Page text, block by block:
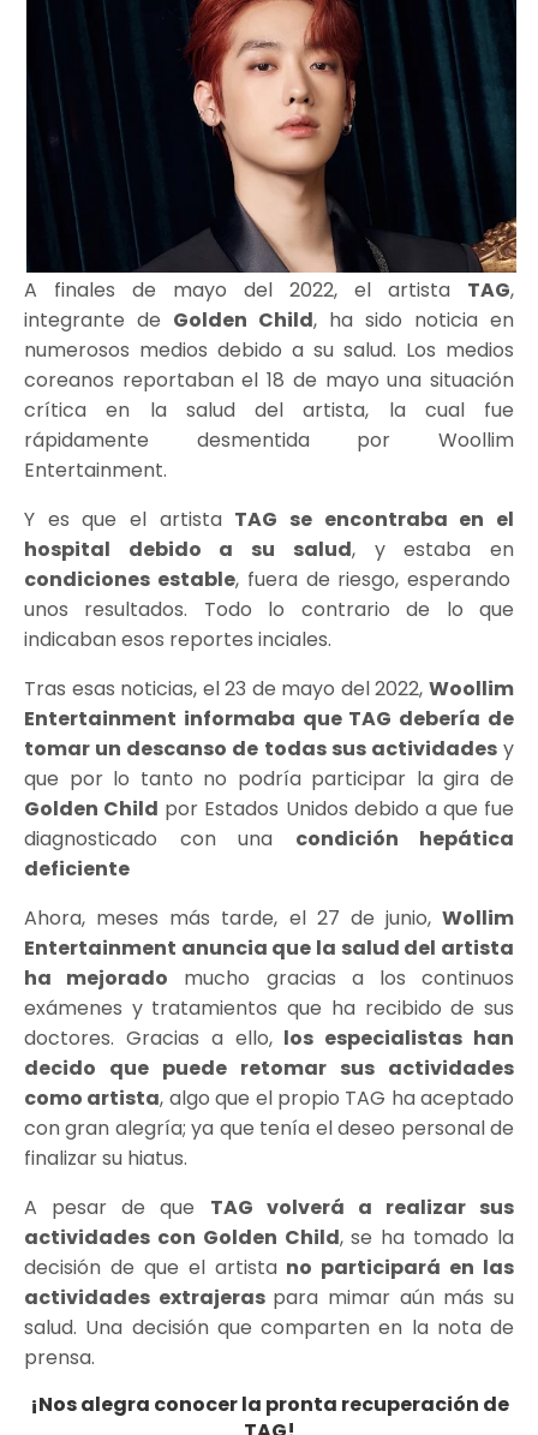
A finales de mayo del 2022, el artista TAG,
integrante de Golden Child, ha sido noticia en
numerosos medios debido a su salud. Los medios
coreanos reportaban el 18 de mayo una situación
crítica en la salud del artista, la cual fue
rápidamente desmentida por Woollim
Entertainment.
Y es que el artista TAG se encontraba en el
hospital debido a su salud, y estaba en
condiciones estable, fuera de riesgo, esperando
unos resultados. Todo lo contrario de lo que
indicaban esos reportes inciales.
Tras esas noticias, el 23 de mayo del 2022, Woollim
Entertainment informaba que TAG debería de
tomar un descanso de todas sus actividadesy
que por lo tanto no podría participar la gira de
Golden Child por Estados Unidos debido a que fue
diagnosticado con una condición hepática
deficiente
Ahora, meses más tarde, el 27 de junio, Wollim
Entertainment anuncia que la salud del artista
ha mejorado mucho gracias a los continuos
exámenes y tratamientos que ha recibido de sus
doctores. Gracias a ello, los especialistas han
decido que puede retomar sus actividades
como artista, algo que el propio TAG ha aceptado
con gran alegría; ya que tenía el deseo personal de
finalizar su hiatus.
A pesar de que TAG volverá a realizar sus
actividades con Golden Child, se ha tomado la
decisión de que el artista no participará en las
actividades extrajeras para mimar aún más su
salud. Una decisión que comparten en la nota de
prensa.
¡Nos alegra conocer la pronta recuperación de